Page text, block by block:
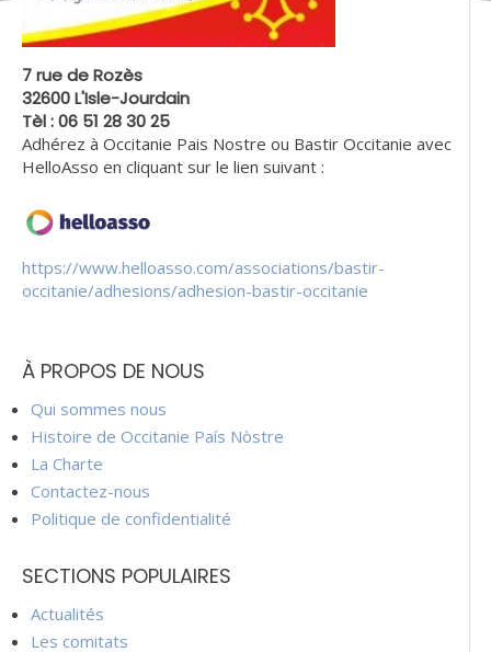
7 rue de Rozès
32600 L'Isle-Jourdain
Tèl : 06 51 28 30 25
Adhérez à Occitanie Pais Nostre ou Bastir Occitanie avec
HelloAsso en cliquant sur le lien suivant :
https://www.helloasso.com/associations/bastir-
occitanie/adhesions/adhesion-bastir-occitanie
À PROPOS DE NOUS
Qui sommes nous
Histoire de Occitanie País Nòstre
La Charte
Contactez-nous
Politique de confidentialité
SECTIONS POPULAIRES
Actualités
Les comitats